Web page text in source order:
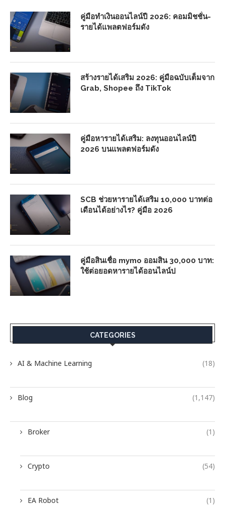
คู่มือทำเงินออนไลน์ปี 2026: คอมมิชชั่น-
รายได้แพลตฟอร์มดัง
สร้างรายได้เสริม 2026: คู่มือฉบับเต็มจาก
Grab, Shopee ถึง TikTok
คู่มือหารายได้เสริม: ลงทุนออนไลน์ปี
2026 บนแพลตฟอร์มดัง
SCB ช่วยหารายได้เสริม 10,000 บาทต่อ
เดือนได้อย่างไร? คู่มือ 2026
คู่มือสินเชื่อ mymo ออมสิน 30,000 บาท:
ใช้ต่อยอดหารายได้ออนไลน์ป
CATEGORIES
AI & Machine Learning (18)
Blog (1,147)
Broker (1)
Crypto (54)
EA Robot (1)